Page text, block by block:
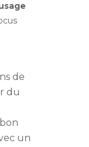
de
du
un